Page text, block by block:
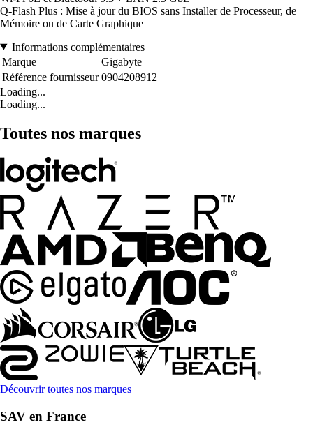
Q-Flash Plus : Mise à jour du BIOS sans Installer de Processeur, de
Mémoire ou de Carte Graphique
Informations complémentaires
Marque
Gigabyte
Référence fournisseur 0904208912
Loading...
Loading...
Toutes nos marques
Découvrir toutes nos marques
SAV en France